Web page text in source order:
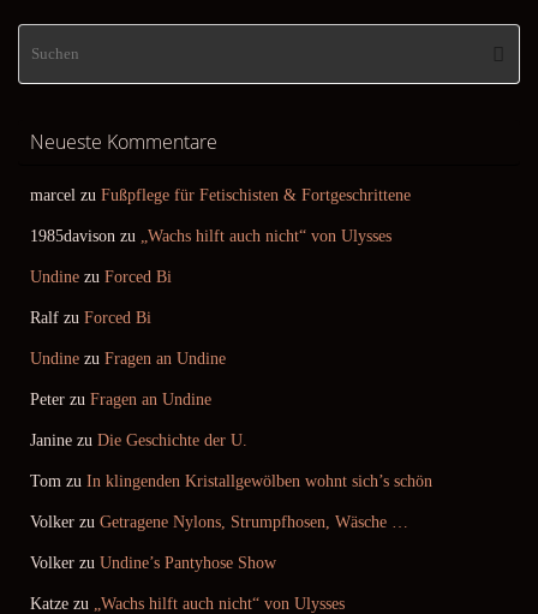
Neueste Kommentare
marcel zu Fußpflege für Fetischisten & Fortgeschrittene
1985davison zu „Wachs hilft auch nicht“ von Ulysses
Undine zu Forced Bi
Ralf zu Forced Bi
Undine zu Fragen an Undine
Peter zu Fragen an Undine
Janine zu Die Geschichte der U.
Tom zu In klingenden Kristallgewölben wohnt sich’s schön
Volker zu Getragene Nylons, Strumpfhosen, Wäsche …
Volker zu Undine’s Pantyhose Show
Katze zu „Wachs hilft auch nicht“ von Ulysses